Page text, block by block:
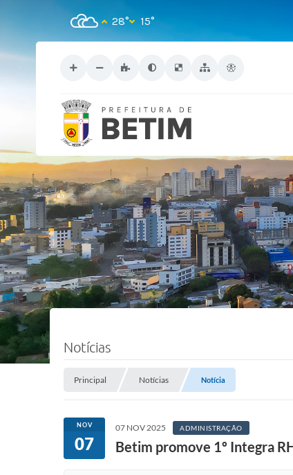
28° 15°
Notícias
Principal Notícias Notícia
NOV
07
07 NOV 2025 ADMINISTRAÇÃO
Betim promove 1º Integra